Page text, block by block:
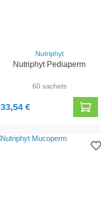
Nutriphyt
Nutriphyt Pediaperm
60 sachets
33,54 €